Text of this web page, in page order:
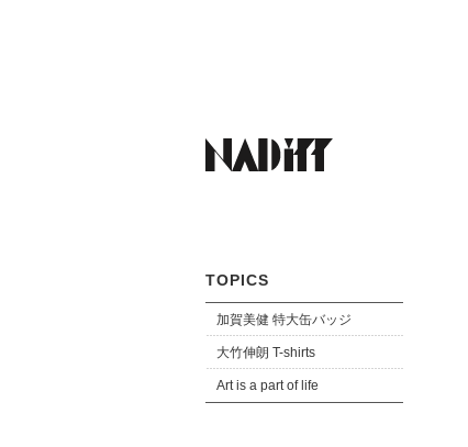
TOPICS
加賀美健 特大缶バッジ
大竹伸朗 T-shirts
Art is a part of life